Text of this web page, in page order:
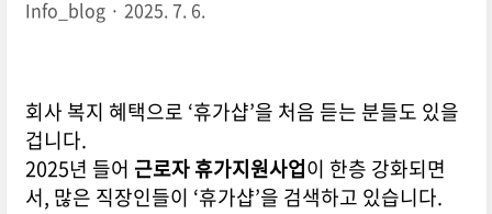
Info_blog 2025. 7. 6.
회사 복지 혜택으로 ‘휴가샵’을 처음 듣는 분들도 있을
겁니다.
2025년 들어 근로자 휴가지원사업이 한층 강화되면
서, 많은 직장인들이 ‘휴가샵’을 검색하고 있습니다.